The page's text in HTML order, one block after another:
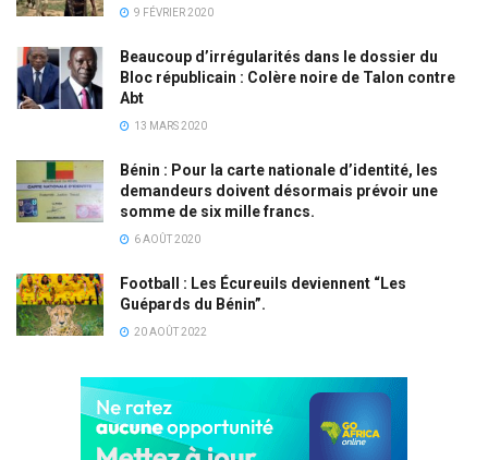
9 FÉVRIER 2020
Beaucoup d’irrégularités dans le dossier du
Bloc républicain : Colère noire de Talon contre
Abt
13 MARS 2020
Bénin : Pour la carte nationale d’identité, les
demandeurs doivent désormais prévoir une
somme de six mille francs.
6 AOÛT 2020
Football : Les Écureuils deviennent “Les
Guépards du Bénin”.
20 AOÛT 2022